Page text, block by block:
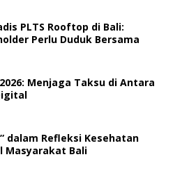
PLTS Rooftop di Bali:
Perlu Duduk Bersama
Menjaga Taksu di Antara
dalam Refleksi Kesehatan
Masyarakat Bali